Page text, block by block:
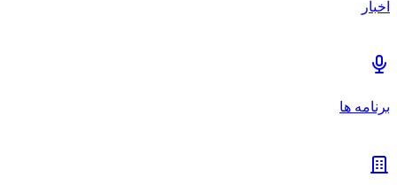
اخبار
برنامه ها